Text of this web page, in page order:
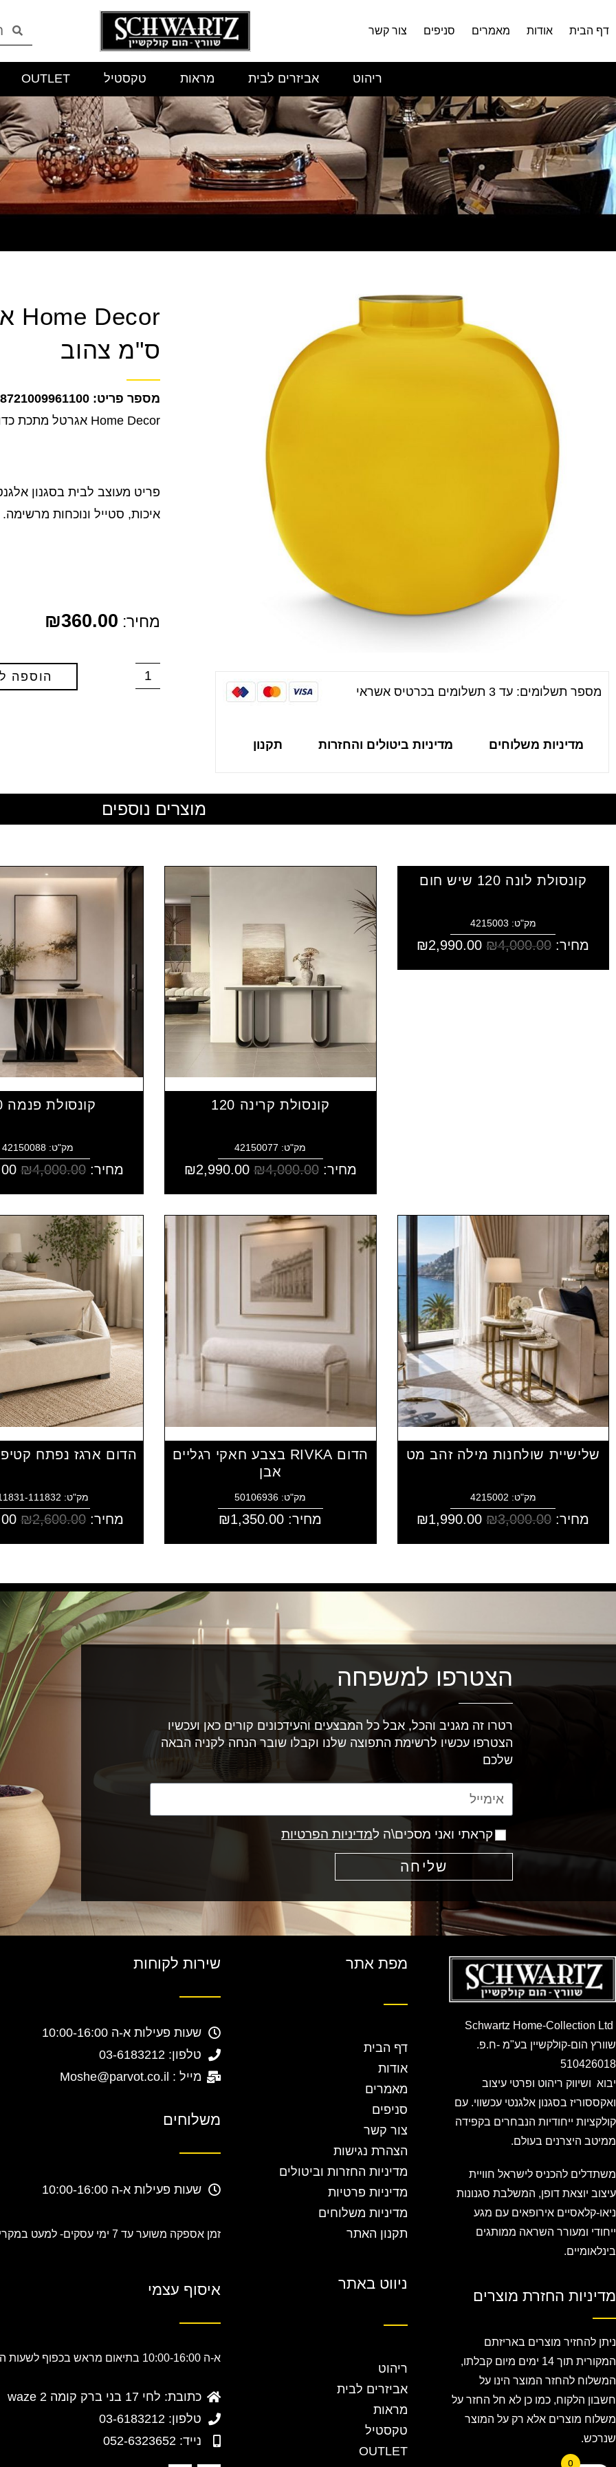
דף הבית אודות מאמרים סניפים צור קשר
ריהוט אביזרים לבית מראות טקסטיל OUTLET
ס"מ צהוב
8721009961100
Home Decor אגרטל מתכת כדורי 23 ס"מ צהוב
פריט מעוצב לבית בסגנון
איכות, סטייל ונוכחות מרשימה.
מחיר: ₪360.00
הוספה
מספר תשלומים: עד 3 תשלומים בכרטיס אשראי
מדיניות משלוחים מדיניות ביטולים והחזרות תקנון
מוצרים נוספים
קונסולת לונה 120 שיש חום
מק"ט: 4215003
מחיר: ₪4,000.00
₪2,990.00
קונסולת קרינה 120
מק"ט: 42150077
מחיר: ₪4,000.00
₪2,990.00
קונסולת פנמה 120
מק"ט: 42150088
מחיר: ₪4,000.00
שלישיית שולחנות מילה זהב מט
מק"ט: 4215002
מחיר: ₪3,000.00
₪1,990.00
הדום RIVKA בצבע חאקי רגליים
אבן
מק"ט: 50106936
מחיר: ₪1,350.00
הדום ארגז נפתח
מק"ט: 4111831-111832
מחיר: ₪2,600.00
הצטרפו למשפחה
רטרו זה מגניב והכל, אבל כל המבצעים והעידכונים קורים כאן ועכשיו
הצטרפו עכשיו לרשימת התפוצה שלנו וקבלו שובר הנחה לקניה הבאה
שלכם
קראתי ואני מסכים\ה למדיניות הפרטיות
שליחה
שוורץ הום-קולקשיין בע"מ -ח.פ.
510426018
יבוא ושיווק ריהוט ופרטי עיצוב
ואקססוריז בסגנון אלגנטי עכשווי. עם
קולקציות ייחודיות הנבחרים בקפידה
ממיטב היצרנים בעולם.
משתדלים להכניס לישראל חוויית
עיצוב יוצאת דופן, המשלבת סגנונות
ניאו-קלאסיים אירופאים עם מגע
ייחודי ומעורר השראה ממותגים
בינלאומיים.
מדיניות החזרת מוצרים
ניתן להחזיר מוצרים באריזתם
המקורית תוך 14 ימים מיום קבלתו,
המשלוח להחזר המוצר הינו על
חשבון הלקוח, כמו כן לא חל החזר על
משלוח מוצרים אלא רק על המוצר
שנרכש.
מפת אתר
דף הבית
אודות
מאמרים
סניפים
צור קשר
הצהרת נגישות
מדיניות החזרות וביטולים
מדיניות פרטיות
מדיניות משלוחים
תקנון האתר
ניווט באתר
ריהוט
אביזרים לבית
מראות
טקסטיל
OUTLET
שירות לקוחות
שעות פעילות א-ה 10:00-16:00
טלפון: 03-6183212
מייל : Moshe@parvot.co.il
משלוחים
שעות פעילות א-ה 10:00-16:00
זמן אספקה משוער עד 7 ימי עסקים- למעט
איסוף עצמי
א-ה 10:00-16:00 בתיאום מראש בכפוף לשעות הפעילות.
כתובת: לחי 17 בני ברק קומה 2 waze
טלפון: 03-6183212
נייד: 052-6323652
0